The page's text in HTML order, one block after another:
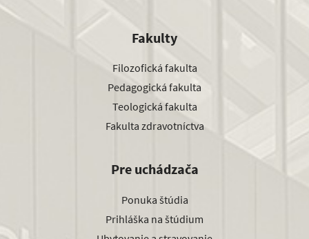
Fakulty
Filozofická fakulta
Pedagogická fakulta
Teologická fakulta
Fakulta zdravotníctva
Pre uchádzača
Ponuka štúdia
Prihláška na štúdium